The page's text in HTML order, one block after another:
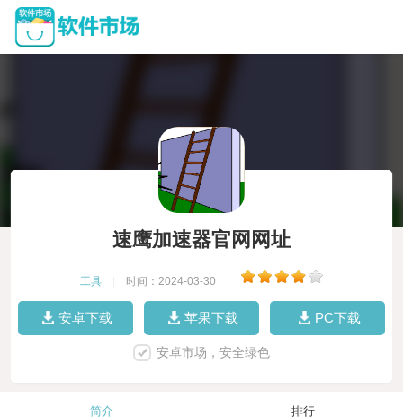
速鹰加速器官网网址
工具 时间：2024-03-30
安卓下载 苹果下载 PC下载
安卓市场，安全绿色
简介 排行